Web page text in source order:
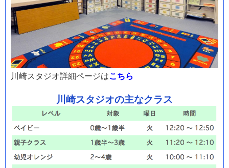
川崎スタジオ詳細ページはこちら
川崎スタジオの主なクラス